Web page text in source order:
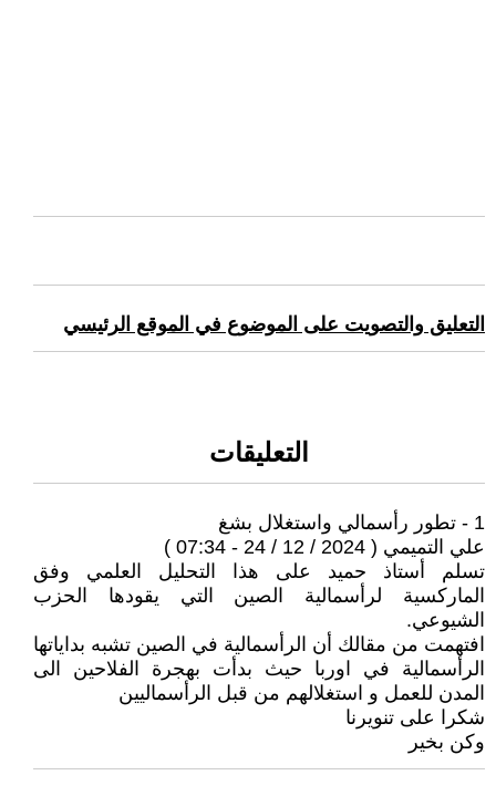
التعليق والتصويت على الموضوع في الموقع الرئيسي
التعليقات
1 - تطور رأسمالي واستغلال بشغ
علي التميمي ( 2024 / 12 / 24 - 07:34 )
تسلم أستاذ حميد على هذا التحليل العلمي وفق
الماركسية لرأسمالية الصين التي يقودها الحزب
الشيوعي.
افتهمت من مقالك أن الرأسمالية في الصين تشبه بداياتها
الرأسمالية في اوربا حيث بدأت بهجرة الفلاحين الى
المدن للعمل و استغلالهم من قبل الرأسماليين
شكرا على تنويرنا
وكن بخير